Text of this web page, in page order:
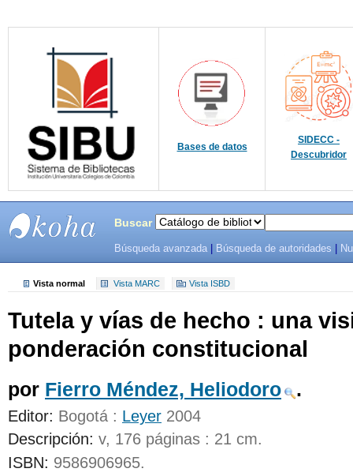
Bases de datos
SIDECC -
Descubridor
SISTEMAS
DE
BIBLIOTECAS
Buscar
Búsqueda avanzada Búsqueda de autoridades
Vista normal Vista MARC Vista ISBD
Tutela y vías de hecho : una
ponderación constitucional
por Fierro Méndez, Heliodoro .
Editor: Bogotá : Leyer 2004
Descripción: v, 176 páginas : 21 cm.
ISBN: 9586906965.